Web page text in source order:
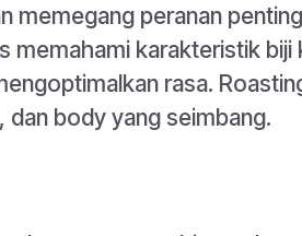
memegang peranan
karakteristik biji
rasa.
body yang seimbang.